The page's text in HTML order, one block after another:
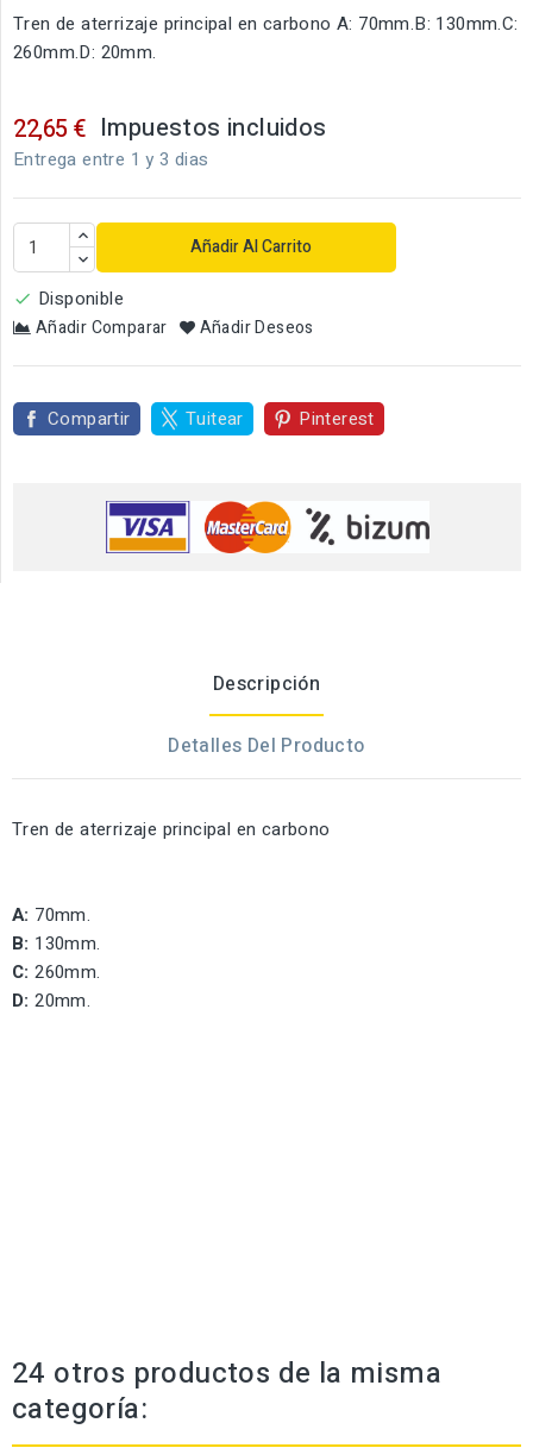
Tren de aterrizaje principal en carbono A: 70mm.B: 130mm.C:
260mm.D: 20mm.
22,65 € Impuestos incluidos
Entrega entre 1 y 3 dias
Añadir Al Carrito
 Disponible
Añadir Comparar Añadir Deseos
Compartir Tuitear Pinterest
Descripción
Detalles Del Producto
Tren de aterrizaje principal en carbono
A: 70mm.
B: 130mm.
C: 260mm.
D: 20mm.
24 otros productos de la misma
categoría: